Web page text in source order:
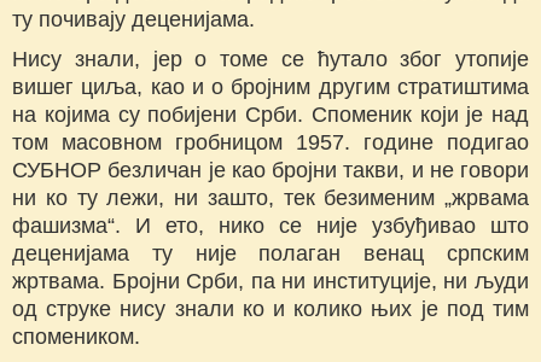
ту почивају деценијама.
Нису знали, јер о томе се ћутало због утопије
вишег циља, као и о бројним другим стратиштима
на којима су побијени Срби. Споменик који је над
том масовном гробницом 1957. године подигао
СУБНОР безличан је као бројни такви, и не говори
ни ко ту лежи, ни зашто, тек безименим „жрвама
фашизма“. И ето, нико се није узбуђивао што
деценијама ту није полаган венац српским
жртвама. Бројни Срби, па ни институције, ни људи
од струке нису знали ко и колико њих је под тим
спомеником.